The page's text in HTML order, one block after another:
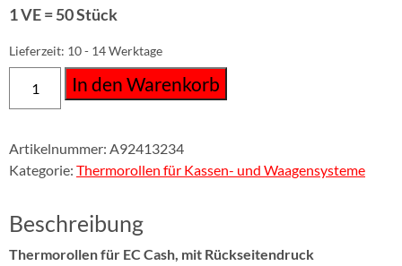
1 VE = 50 Stück
Lieferzeit: 10 - 14 Werktage
In den Warenkorb
Artikelnummer: A92413234
Kategorie: Thermorollen für Kassen- und Waagensysteme
Beschreibung
Thermorollen für EC Cash, mit Rückseitendruck